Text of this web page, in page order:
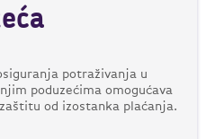
potraživanja u
poduzećima omogućava
od izostanka plaćanja.